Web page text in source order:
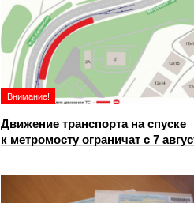
Внимание!
Движение транспорта на спуске
к метромосту ограничат с 7